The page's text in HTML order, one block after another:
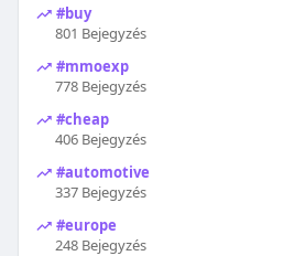
#buy
801 Bejegyzés
#mmoexp
778 Bejegyzés
#cheap
406 Bejegyzés
#automotive
337 Bejegyzés
#europe
248 Bejegyzés